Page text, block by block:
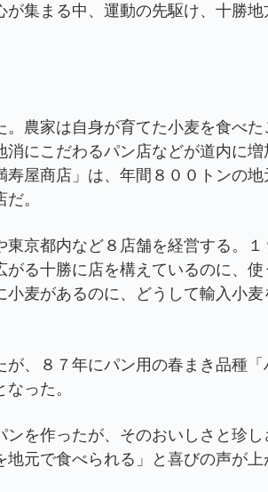
集まる中、運動の先駆け、十勝地
農家は自身が育てた小麦を食べた
にこだわるパン店などが道内に増
屋商店」は、年間８００トンの地
。
京都内など８店舗を経営する。１
る十勝に店を構えているのに、使
麦があるのに、どうして輸入小麦
、８７年にパン用の春まき品種「
った。
を作ったが、そのおいしさと珍し
元で食べられる」と喜びの声が上